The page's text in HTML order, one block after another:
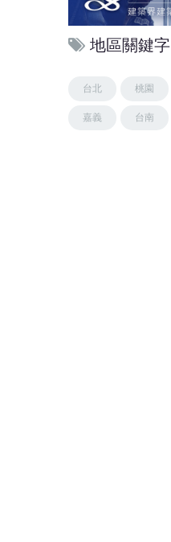
地區關鍵字
台北 桃園
嘉義 台南